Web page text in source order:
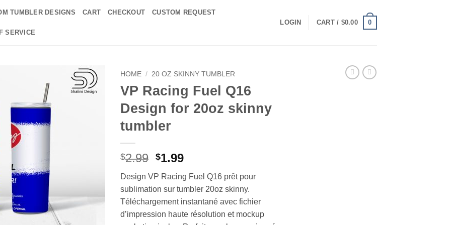
TUMBLER DESIGNS CART CHECKOUT CUSTOM REQUEST
SERVICE
LOGIN CART / $0.00 0
HOME / 20 OZ SKINNY TUMBLER
VP Racing Fuel Q16
Design for 20oz skinny
tumbler
$2.99 Original
was:
$2.99.
$1.99Current
is:
$1.99.
Design VP Racing Fuel Q16 prêt pour
sublimation sur tumbler 20oz skinny.
Téléchargement instantané avec fichier
d’impression haute résolution et mockup